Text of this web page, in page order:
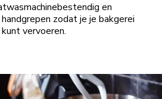
en
zodat je je bakgerei
vervoeren.